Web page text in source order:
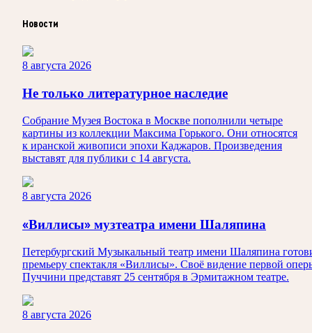
Новости
8 августа 2026
Не только литературное наследие
Собрание Музея Востока в Москве пополнили четыре
картины из коллекции Максима Горького. Они относятся
к иранской живописи эпохи Каджаров. Произведения
выставят для публики с 14 августа.
8 августа 2026
«Виллисы» музтеатра имени Шаляпина
Петербургский Музыкальный театр имени Шаляпина
премьеру спектакля «Виллисы». Своё видение первой
Пуччини представят 25 сентября в Эрмитажном театре.
8 августа 2026